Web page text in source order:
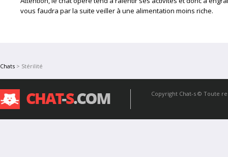
vous faudra par la suite veiller à une alimentation moins riche.
Chats > Stérilité
Copyright Chat-s © Toute